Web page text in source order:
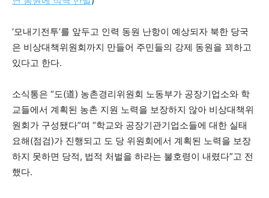
‘모내기전투’를 앞두고 인력 동원 난항이 예상되자 북한 당국
은 비상대책위원회까지 만들어 주민들의 강제 동원을 꾀하고
있다고 한다.
소식통은 “도(道) 농촌경리위원회 노동부가 공장기업소와 학
교들에서 계획된 농촌 지원 노력을 보장하지 않아 비상대책위
원회가 구성됐다”며 “학교와 공장기관기업소들에 대한 실태
요해(점검)가 진행되고 도 당 위원회에서 계획된 노력을 보장
하지 못하면 당적, 법적 처벌을 하라는 불호령이 내렸다”고 전
했다.